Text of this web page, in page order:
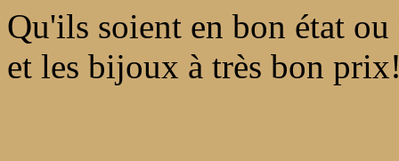
Qu'ils soient en bon état
et les bijoux à très bon